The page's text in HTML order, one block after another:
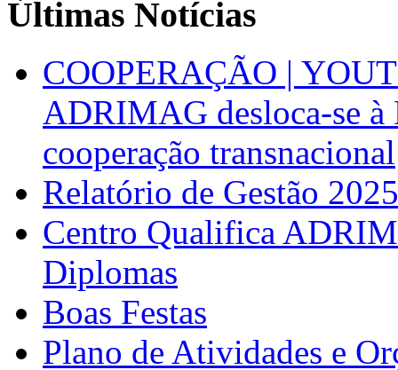
Últimas Notícias
COOPERAÇÃO |
ADRIMAG desloca-se
cooperação transnacional
Relatório de Gestão 2025
Centro Qualifica
Diplomas
Boas Festas
Plano de Atividades e